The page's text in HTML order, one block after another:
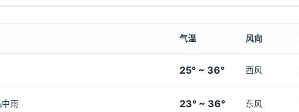
气温 风向
25° ~ 36° 西风
中雨 23° ~ 36° 东风